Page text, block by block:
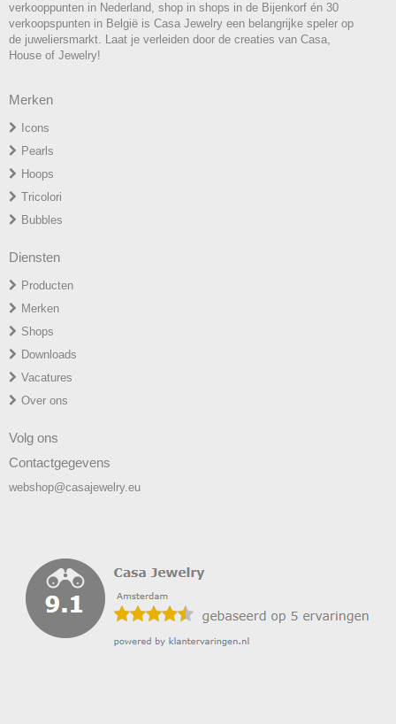
verkooppunten in Nederland, shop in shops in de Bijenkorf én 30
verkoopspunten in België is Casa Jewelry een belangrijke speler op
de juweliersmarkt. Laat je verleiden door de creaties van Casa,
House of Jewelry!
Merken
Icons
Pearls
Hoops
Tricolori
Bubbles
Diensten
Producten
Merken
Shops
Downloads
Vacatures
Over ons
Volg ons
Contactgegevens
webshop@casajewelry.eu